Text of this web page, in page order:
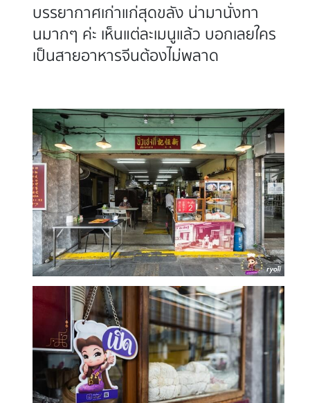
บรรยากาศเก่าแก่สุดขลัง น่ามานั่งทา
นมากๆ ค่ะ เห็นแต่ละเมนูแล้ว บอกเลยใคร
เป็นสายอาหารจีนต้องไม่พลาด